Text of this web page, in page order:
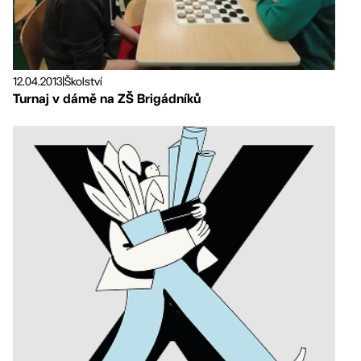
12.04.2013Školství
Turnaj v dámě na ZŠ Brigádníků